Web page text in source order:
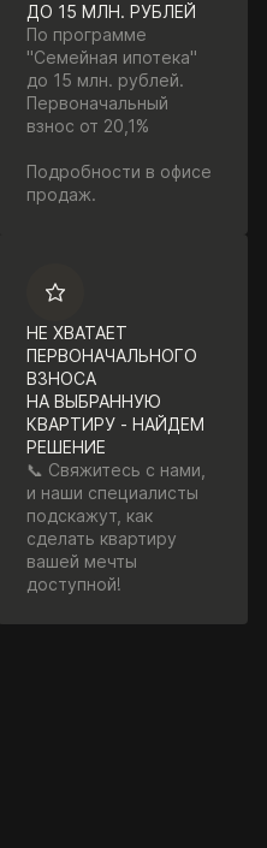
ДО 15 МЛН. РУБЛЕЙ
По программе
"Семейная ипотека"
до 15 млн. рублей.
Первоначальный
взнос от 20,1%
Подробности в офисе
продаж.
НЕ ХВАТАЕТ
ПЕРВОНАЧАЛЬНОГО
ВЗНОСА
НА ВЫБРАННУЮ
КВАРТИРУ - НАЙДЕМ
РЕШЕНИЕ
📞 Свяжитесь с нами,
и наши специалисты
подскажут, как
сделать квартиру
вашей мечты
доступной!